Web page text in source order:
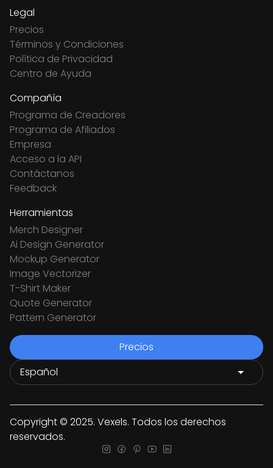
Legal
Precios
Términos y Condiciones
Política de Privacidad
Centro de Ayuda
Compañía
Programa de Creadores
Programa de Afiliados
Empresa
Acceso a la API
Contáctanos
Feedback
Herramientas
Merch Designer
Ai Design Generator
Mockup Generator
Image Vectorizer
T-Shirt Maker
Quote Generator
Pattern Generator
Precios
Copyright © 2025. Vexels. Todos los derechos
reservados.